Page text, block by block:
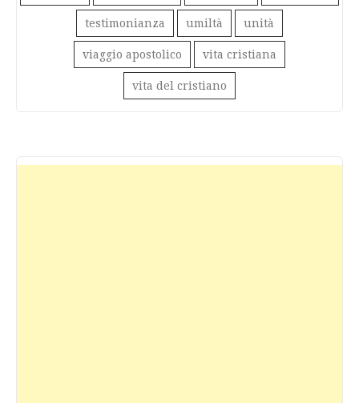
testimonianza umiltà unità
viaggio apostolico vita cristiana
vita del cristiano